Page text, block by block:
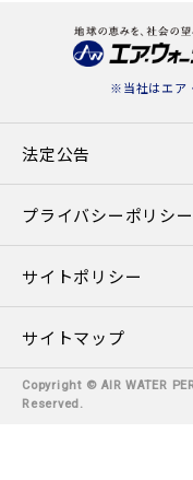
※当社はエア
法定公告
プライバシーポリシー
サイトポリシー
サイトマップ
Copyright © AIR WATER
Reserved.